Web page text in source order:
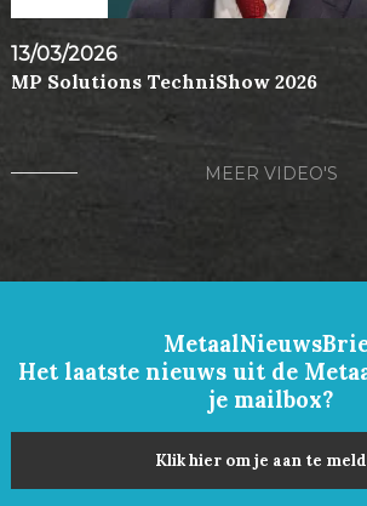
13/03/2026
MP Solutions TechniShow 2026
MEER VIDEO'S
Het laatste nieuws uit de
je mailbox?
Klik hier om je aan te